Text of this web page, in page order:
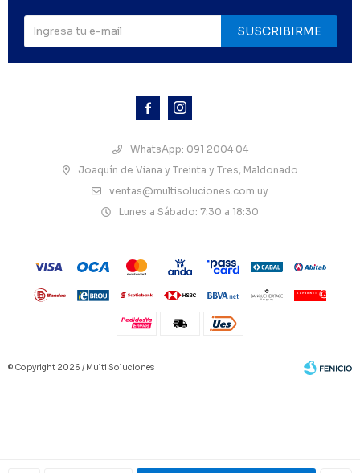
 
WhatsApp: 091 2004 04
Joaquín de Viana y Treinta y Tres, Maldonado
ventas@multisoluciones.com.uy
Lunes a Sábado: 7:30 a 18:30
SUSCRIBIRME
© Copyright 2026 / Multi Soluciones